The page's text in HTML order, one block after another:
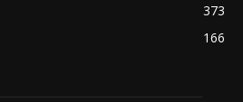
373
166